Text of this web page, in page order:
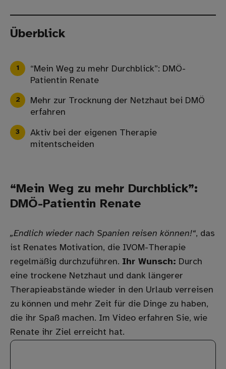
Überblick
“Mein Weg zu mehr Durchblick”: DMÖ-
Patientin Renate
Mehr zur Trocknung der Netzhaut bei DMÖ
erfahren
Aktiv bei der eigenen Therapie
mitentscheiden
“Mein Weg zu mehr Durchblick”:
DMÖ-Patientin Renate
„Endlich wieder nach Spanien reisen können!“, das
ist Renates Motivation, die IVOM-Therapie
regelmäßig durchzuführen. Ihr Wunsch: Durch
eine trockene Netzhaut und dank längerer
Therapieabstände wieder in den Urlaub verreisen
zu können und mehr Zeit für die Dinge zu haben,
die ihr Spaß machen. Im Video erfahren Sie, wie
Renate ihr Ziel erreicht hat.